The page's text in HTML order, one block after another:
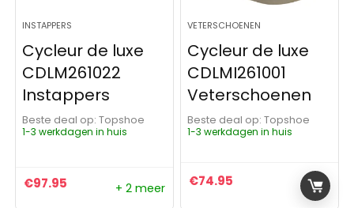
INSTAPPERS
Cycleur de luxe
CDLM261022
Instappers
Beste deal op:
Topshoe
1-3 werkdagen in huis
€97.95 + 2 meer
VETERSCHOENEN
Cycleur de luxe
CDLMI261001
Veterschoenen
Beste deal op:
Topshoe
1-3 werkdagen in huis
€74.95